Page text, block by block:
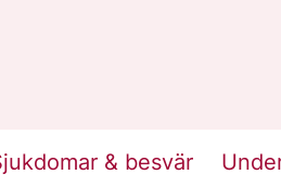
& besvär